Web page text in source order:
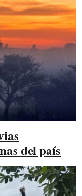
del país